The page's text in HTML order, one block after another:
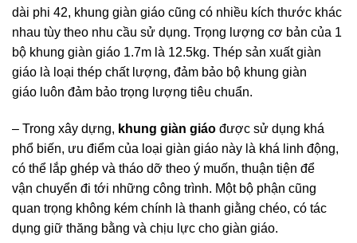
dài phi 42, khung giàn giáo cũng có nhiều kích thước khác
nhau tùy theo nhu cầu sử dụng. Trọng lượng cơ bản của 1
bộ khung giàn giáo 1.7m là 12.5kg. Thép sản xuất giàn
giáo là loại thép chất lượng, đảm bảo bộ khung giàn
giáo luôn đảm bảo trọng lượng tiêu chuẩn.
– Trong xây dựng, khung giàn giáo được sử dụng khá
phổ biến, ưu điểm của loại giàn giáo này là khá linh động,
có thể lắp ghép và tháo dỡ theo ý muốn, thuận tiện để
vận chuyển đi tới những công trình. Một bộ phận cũng
quan trọng không kém chính là thanh giằng chéo, có tác
dụng giữ thăng bằng và chịu lực cho giàn giáo.